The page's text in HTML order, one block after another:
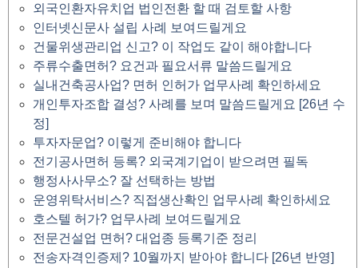
외국인환자유치업 법인전환 할 때 검토할 사항
인터넷신문사 설립 사례 보여드릴게요
건물위생관리업 신고? 이 작업도 같이 해야합니다
주류수출면허? 요건과 필요서류 말씀드릴게요
실내건축공사업? 면허 인허가 업무사례 확인하세요
개인투자조합 결성? 사례를 보며 말씀드릴게요 [26년 수
정]
투자자문업? 이렇게 준비해야 합니다
전기공사면허 등록? 외국계기업이 받으려면 필독
행정사사무소? 잘 선택하는 방법
운영위탁서비스? 직접생산확인 업무사례 확인하세요
호스텔 허가? 업무사례 보여드릴게요
전문건설업 면허? 대업종 등록기준 정리
전송자격인증제? 10월까지 받아야 합니다 [26년 반영]